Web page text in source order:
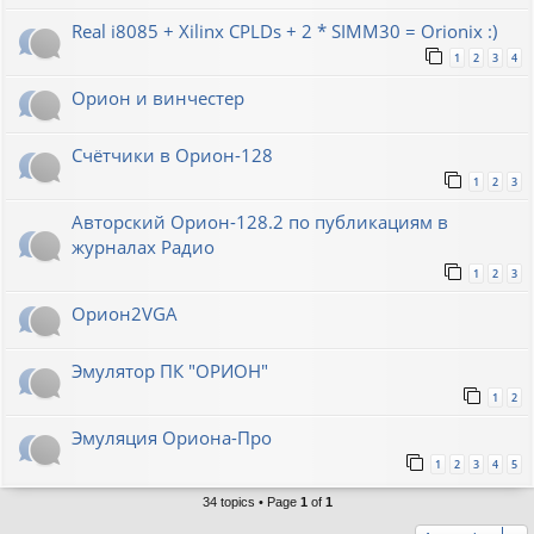
Real i8085 + Xilinx CPLDs + 2 * SIMM30 = Orionix :)
1 2 3 4
Орион и винчестер
Счётчики в Орион-128
1 2 3
Авторский Орион-128.2 по публикациям в
журналах Радио
1 2 3
Орион2VGA
Эмулятор ПК "ОРИОН"
1 2
Эмуляция Ориона-Про
1 2 3 4 5
34 topics • Page 1 of 1